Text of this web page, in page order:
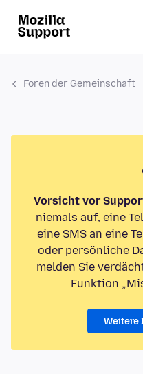
Foren der Gemeinschaft
Vorsicht vor
niemals auf, eine
eine SMS an eine
oder persönliche
melden Sie
Funktion
Weitere